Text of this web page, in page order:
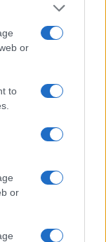
or
to
or
euros